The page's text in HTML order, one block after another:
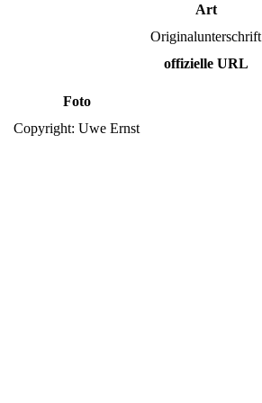
Art
Originalunterschrift
offizielle URL
Foto
Copyright: Uwe Ernst